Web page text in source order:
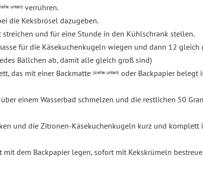
unten) verrühren.
die Keksbrösel dazugeben.
streichen und für eine Stunde in den Kühlschrank stellen.
für die Käsekuchenkugeln wiegen und dann 12 gleich
Bällchen ab, damit alle gleich groß sind)
das mit einer Backmatte (siehe unten) oder Backpapier belegt
einem Wasserbad schmelzen und die restlichen 50
und die Zitronen-Käsekuchenkugeln kurz und komplett
mit dem Backpapier legen, sofort mit Kekskrümeln